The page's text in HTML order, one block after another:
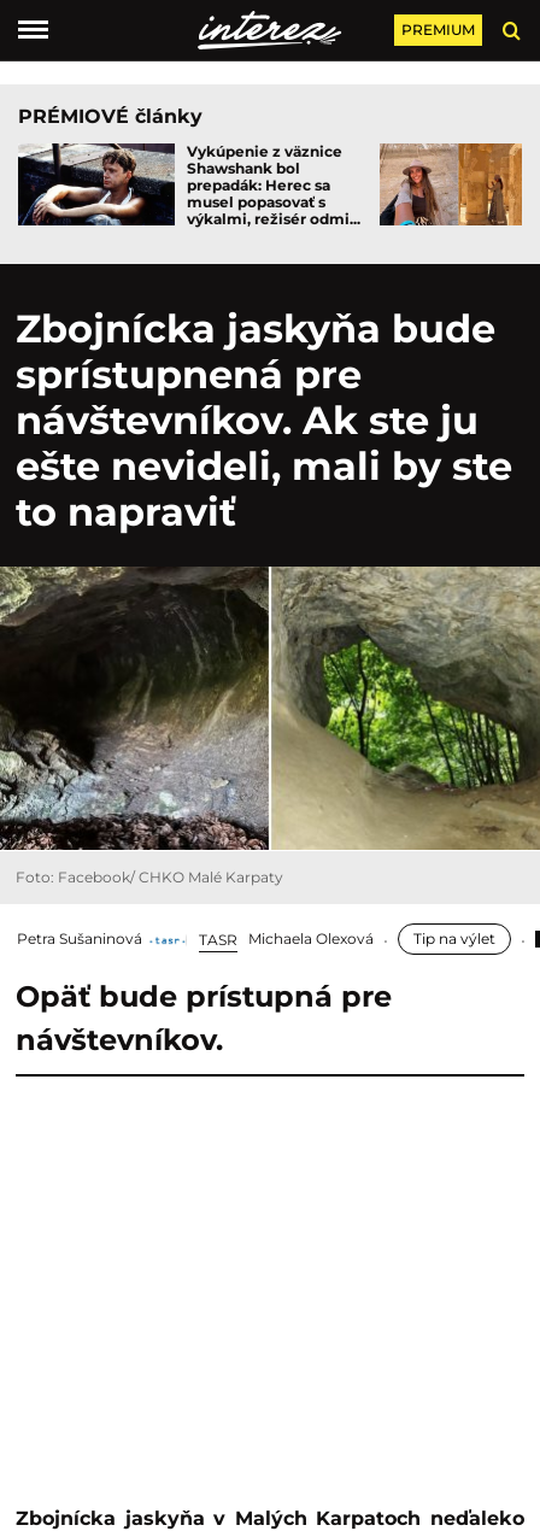
PREMIUM
PRÉMIOVÉ články
Vykúpenie z väznice
Shawshank bol
prepadák: Herec sa
musel popasovať s
výkalmi, režisér odmi...
Zbojnícka jaskyňa bude
sprístupnená pre
návštevníkov. Ak ste ju
ešte nevideli, mali by ste
to napraviť
Foto: Facebook/ CHKO Malé Karpaty
Petra Sušaninová TASR Michaela Olexová Tip na výlet
Opäť bude prístupná pre
návštevníkov.
Zbojnícka jaskyňa v Malých Karpatoch neďaleko